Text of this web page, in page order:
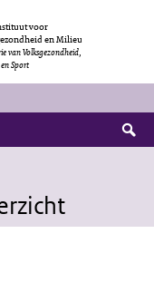
voor
en Milieu
van Volksgezondheid,
Sport